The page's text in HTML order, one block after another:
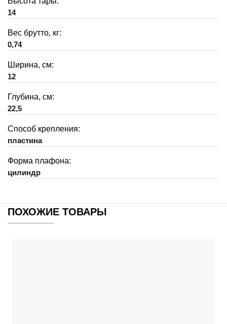
14
Вес брутто, кг:
0,74
Ширина, см:
12
Глубина, см:
22,5
Способ крепления:
пластина
Форма плафона:
цилиндр
ПОХОЖИЕ ТОВАРЫ